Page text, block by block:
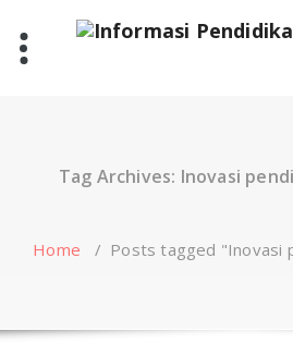
content
Tag Archives: Inovasi
Home / Posts tagged "Inovasi